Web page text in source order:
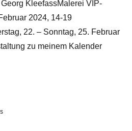
KleefassMalerei VIP-
2024, 14-19
22. – Sonntag, 25. Februar
zu meinem Kalender